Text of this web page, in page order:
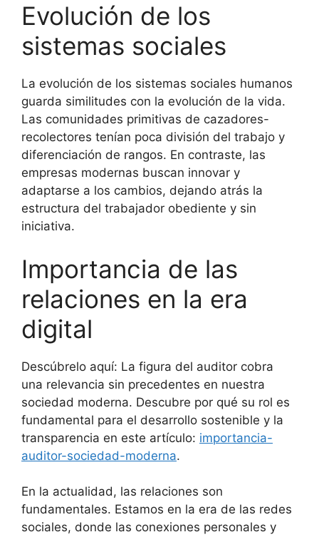
Evolución de los
sistemas sociales
La evolución de los sistemas sociales humanos
guarda similitudes con la evolución de la vida.
Las comunidades primitivas de cazadores-
recolectores tenían poca división del trabajo y
diferenciación de rangos. En contraste, las
empresas modernas buscan innovar y
adaptarse a los cambios, dejando atrás la
estructura del trabajador obediente y sin
iniciativa.
Importancia de las
relaciones en la era
digital
Descúbrelo aquí: La figura del auditor cobra
una relevancia sin precedentes en nuestra
sociedad moderna. Descubre por qué su rol es
fundamental para el desarrollo sostenible y la
transparencia en este artículo: importancia-
auditor-sociedad-moderna.
En la actualidad, las relaciones son
fundamentales. Estamos en la era de las redes
sociales, donde las conexiones personales y